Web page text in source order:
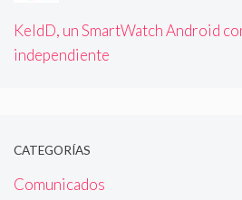
KeldD, un SmartWatch Android
independiente
CATEGORÍAS
Comunicados